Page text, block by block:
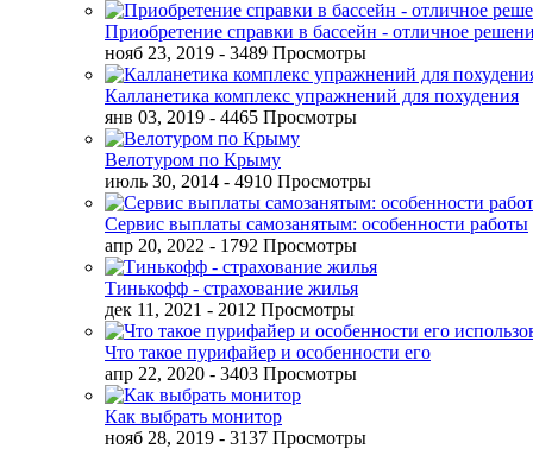
Приобретение справки в бассейн - отличное
нояб 23, 2019 - 3489 Просмотры
Калланетика комплекс упражнений для похудения
янв 03, 2019 - 4465 Просмотры
Велотуром по Крыму
июль 30, 2014 - 4910 Просмотры
Сервис выплаты самозанятым: особенности работы
апр 20, 2022 - 1792 Просмотры
Тинькофф - страхование жилья
дек 11, 2021 - 2012 Просмотры
Что такое пурифайер и особенности его
апр 22, 2020 - 3403 Просмотры
Как выбрать монитор
нояб 28, 2019 - 3137 Просмотры